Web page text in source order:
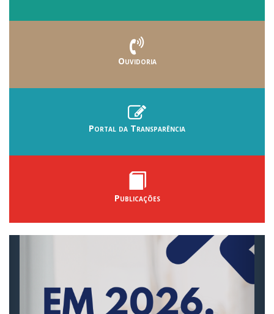
Ouvidoria
Portal da Transparência
Publicações